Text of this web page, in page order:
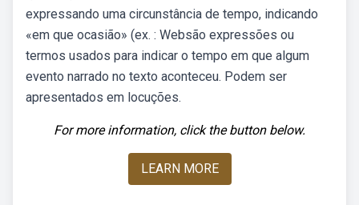
expressando uma circunstância de tempo, indicando
«em que ocasião» (ex. : Websão expressões ou
termos usados para indicar o tempo em que algum
evento narrado no texto aconteceu. Podem ser
apresentados em locuções.
For more information, click the button below.
LEARN MORE